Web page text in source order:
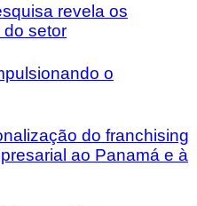
revela os
setor
o
do franchising
ao Panamá e à